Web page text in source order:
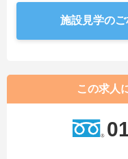
施設見学の
この求人